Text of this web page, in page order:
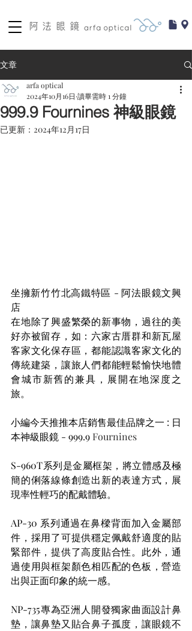
文章
999.9 Fournines 神級眼鏡
arfa optical
2024年10月16日 讀畢需時 1 分鐘
已更新： 2024年12月17日
坐擁新竹竹北高鐵特區 - 阿法眼鏡文興
店
在地除了興盛繁榮的新事物，過往的美
好亦被留存，如：六家古厝群和新瓦屋
客家文化保存區，都能認識客家文化的
傳統建築，讓旅人們都能輕鬆愉快地體
會城市新舊的兼具，展開在地深度之
旅。
小編今天推推本店銷售最佳品牌之一 : 日
本神級眼鏡 - 999.9 Fournines
S-960T系列是金屬框架，將立體感及極
簡的俐落線條創造出新的表達方式，展
現率性輕巧的配戴體驗。
AP-30 系列通過在鼻樑背面加入金屬部
件，採用了可提供穩定佩戴舒適度的貼
緊部件，提供了高度貼合性。此外，通
過使用與框架顏色相匹配的色板，營造
出與正面印象的統一感。
NP-735專為亞洲人開發獨家曲面設計鼻
墊，讓鼻墊又貼合鼻子孤度，讓眼鏡不